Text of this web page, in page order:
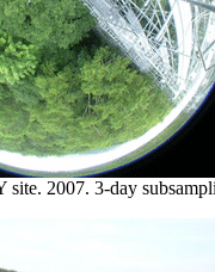
site. 2007. 3-day